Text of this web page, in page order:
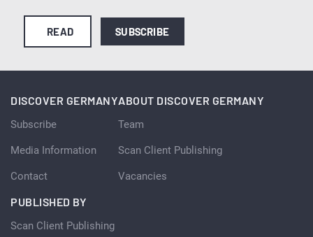
READ SUBSCRIBE
DISCOVER GERMANY
Subscribe
Media Information
Contact
ABOUT DISCOVER GERMANY
Team
Scan Client Publishing
Vacancies
PUBLISHED BY
Scan Client Publishing